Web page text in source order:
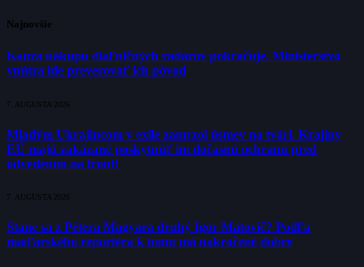
Najnovšie
Kauza nákupu diaľničných radarov pokračuje. Ministerstvo
vnútra ide preverovať ich pôvod
7. AUGUSTA 2026
Mladým Ukrajincom v exile zamrzol úsmev na tvári. Krajiny
EÚ majú zakázané poskytnúť im dočasnú ochranu pred
odvedením na front!
7. AUGUSTA 2026
Stane sa z Pétera Magyara druhý Igor Matovič? Podľa
maďarského reportéra k tomu má nakročené dobre